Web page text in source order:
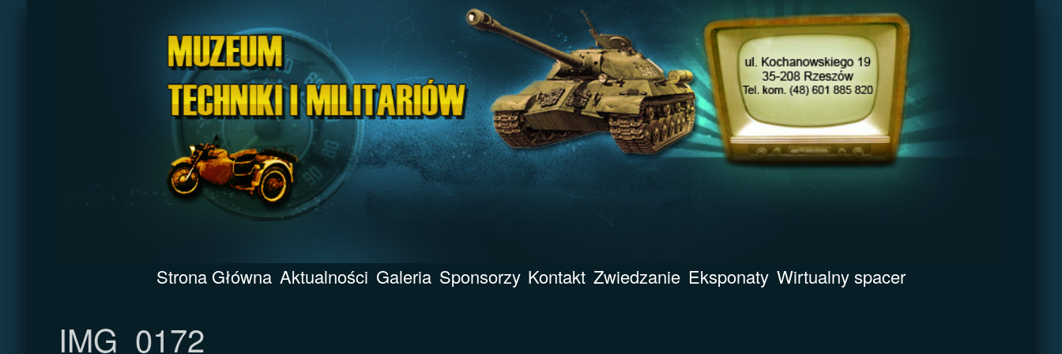
Strona Główna Aktualności Galeria Sponsorzy Kontakt Zwiedzanie Eksponaty Wirtualny spacer
IMG_0172